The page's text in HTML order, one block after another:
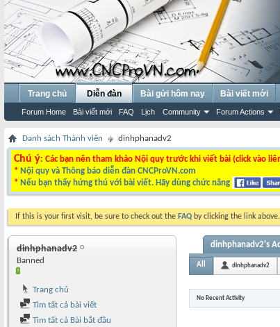
Trang chủ Diễn đàn
Forum Home Bài viết mới FAQ Lịch Community Forum Actions
Bài gửi hôm nay Bài viết mới
Danh sách Thành viên dinhphanadv2
Chú ý: Các bạn nên tham khảo Nội quy trước khi viết bài (click vào
* Nội quy và Thông báo diễn đàn CNCProVN.com
* Nếu bạn thấy hứng thú với bài viết. Hãy dùng chức năng
If this is your first visit, be sure to check out the FAQ by clicking the link
dinhphanadv2
Banned
Trang chủ
Tìm tất cả bài viết
Tìm tất cả Bài bắt đầu
dinhphanadv2's
All dinhphanadv2
No Recent Activity